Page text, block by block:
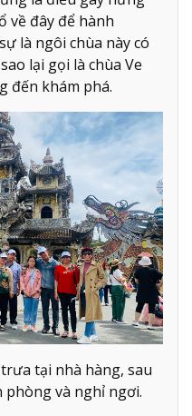
về đây để hành
là ngôi chùa này có
lại gọi là chùa Ve
đến khám phá.
tại nhà hàng, sau
phòng và nghỉ ngơi.